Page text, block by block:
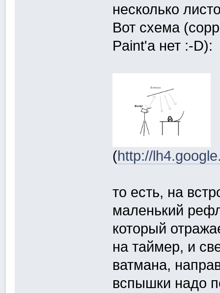
несколько
Вот схема
Paint'a нет :-D):
(http://
то есть, на
маленький
который
на таймер, и
ватмана,
вспышки надо